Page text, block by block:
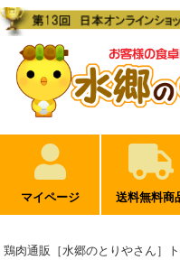
マイページ 送料無料商
鶏肉通販［水郷のとりやさん］